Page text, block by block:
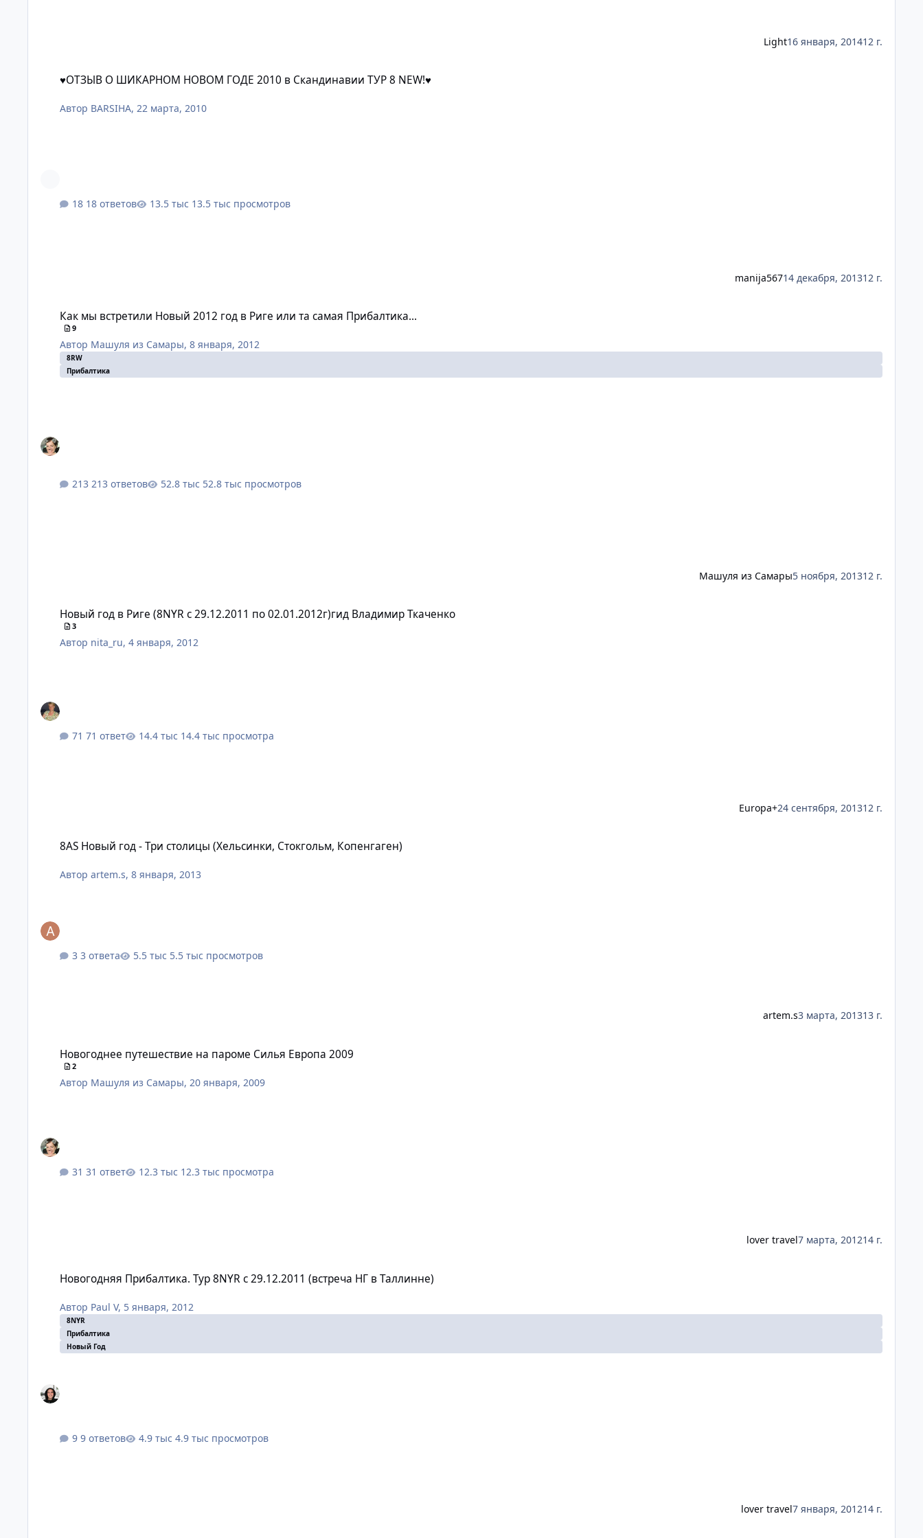
Light16 января, 201412 г.
♥ОТЗЫВ О ШИКАРНОМ НОВОМ ГОДЕ 2010 в Скандинавии ТУР 8 NEW!♥
Автор BARSIHA,22 марта, 2010
18 ответов 13.5 тыс просмотров
manija56714 декабря, 201312 г.
Как мы встретили Новый 2012 год в Риге или та самая Прибалтика...
9
Автор Машуля из Самары,8 января, 2012
8RW
Прибалтика
213 ответов 52.8 тыс просмотров
Машуля из Самары5 ноября, 201312 г.
Новый год в Риге (8NYR c 29.12.2011 по 02.01.2012г)гид Владимир Ткаченко
3
Автор nita_ru,4 января, 2012
71 ответ 14.4 тыс просмотра
Europa+24 сентября, 201312 г.
8AS Новый год - Три столицы (Хельсинки, Стокгольм, Копенгаген)
Авторartem.s,8 января, 2013
3 ответа 5.5 тыс просмотров
artem.s3 марта, 201313 г.
Новогоднее путешествие на пароме Силья Европа 2009
2
Автор Машуля из Самары,20 января, 2009
31 ответ 12.3 тыс просмотра
lover travel7 марта, 201214 г.
Новогодняя Прибалтика. Тур 8NYR с 29.12.2011 (встреча НГ в Таллинне)
Автор Paul V, 5 января, 2012
8NYR
Прибалтика
Новый Год
9 ответов 4.9 тыс просмотров
lover travel7 января, 201214 г.